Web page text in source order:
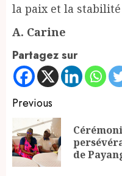
la paix et la
A. Carine
Partagez sur
Continue
Reading
Previous
de